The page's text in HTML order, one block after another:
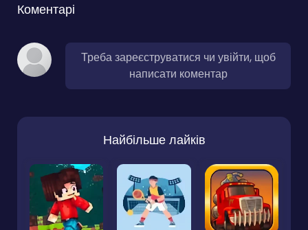
Коментарі
Треба зареєструватися чи увійти, щоб
написати коментар
Найбільше лайків